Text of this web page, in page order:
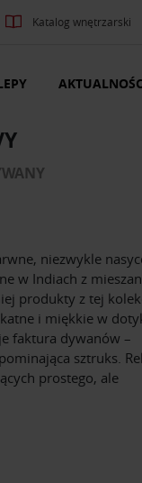
Katalog wnętrzarski
niezwykle
w Indiach z
produkty z tej
i miękkie w
faktura dywanów –
sztruks.
prostego, ale